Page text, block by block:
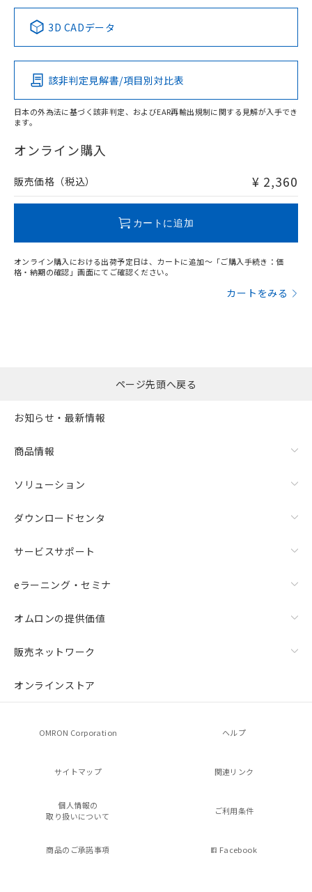
Pb Hg Cd Cr(VI)
O
在庫等で未対応品が混在する可能性があります。
問い合わせください。
この製品の規格認証/適合状況ページへ
その他の認証はこちらのページからご検索ください
3D CADデータ
該非判定見解書/項目別対比表
日本の外為法に基づく該非判定、およびEAR再輸出規制に関する見解が入手でき
ます。
オンライン購入
販売価格（税込） ¥ 2,360
カートに追加
オンライン購入における出荷予定日は、カートに追加～「ご購入手続き：価
格・納期の確認」画面にてご確認ください。
カートをみる
ページ先頭へ戻る
お知らせ・最新情報
商品情報
ソリューション
ダウンロードセンタ
サービスサポート
eラーニング・セミナ
オムロンの提供価値
販売ネットワーク
オンラインストア
OMRON Corporation ヘルプ
サイトマップ 関連リンク
個人情報の
取り扱いについて
ご利用条件
商品のご承諾事項 Facebook